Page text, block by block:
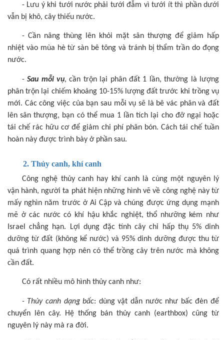
- Lưu ý khi tưới nước phải tưới đẫm vì tưới ít thì phần dưới
vẫn bị khô, cây thiếu nước.
- Cần nâng thùng lên khỏi mặt sân thượng để giảm hấp
nhiệt vào mùa hè từ sàn bê tông và tránh bị thẩm trần do đọng
nước.
-Sau mỗi vụ, cần trộn lại phân đất 1 lần, thường là lượng
phân trộn lại chiếm khoảng 10-15% lượng đất trước khi trồng vụ
mới. Các công việc của bạn sau mỗi vụ sẽ là bê vác phân và đất
lên sân thượng, bạn có thể mua 1 lần tích lại cho đỡ ngại hoặc
tái chế rác hữu cơ để giảm chi phí phân bón. Cách tái chế tuần
hoàn này được trình bày ở phần sau.
2. Thủy canh, khí canh
Công nghệ thủy canh hay khí canh là cùng một nguyên lý
vận hành, người ta phát hiện những hình vẽ về công nghệ này từ
mấy nghìn năm trước ở Ai Cập và chúng được ứng dụng mạnh
mẽ ở các nước có khí hậu khắc nghiệt, thổ nhưỡng kém như
Israel chẳng hạn. Lợi dụng đặc tính cây chỉ hấp thụ 5% dinh
dưỡng từ đất (không kể nước) và 95% dinh dưỡng được thu từ
quá trình quang hợp nên có thể trồng cây trên nước mà không
cần đất.
Có rất nhiều mô hình thủy canh như:
- Thủy canh dạng bấc: dùng vật dẫn nước như bấc đèn để
chuyển lên cây. Hệ thống bán thủy canh (earthbox) cũng từ
nguyên lý này mà ra đời.